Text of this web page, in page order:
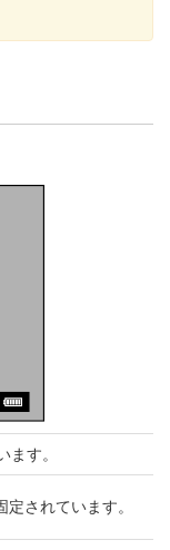
ます。
されています。